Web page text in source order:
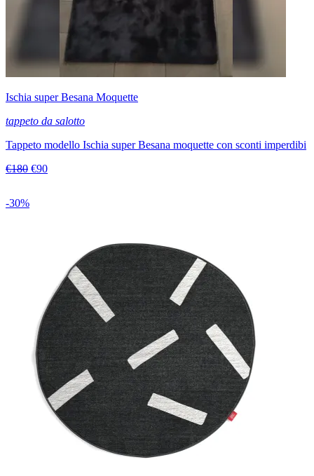
Ischia super Besana Moquette
tappeto da salotto
Tappeto modello Ischia super Besana moquette con sconti imperdibi
€180 €90
-30%